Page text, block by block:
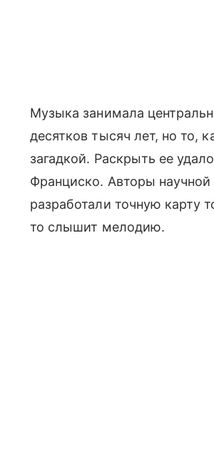
Музыка занимала
десятков тысяч лет, но то,
загадкой. Раскрыть ее
Франциско. Авторы
разработали точную карту
то слышит мелодию.